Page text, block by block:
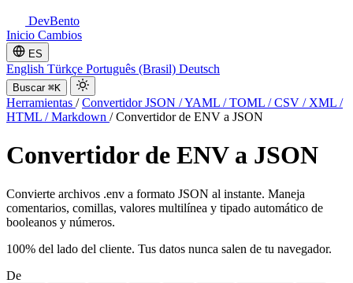
DevBento
Inicio Cambios
ES
English Türkçe Português (Brasil) Deutsch
Buscar ⌘K
Herramientas / Convertidor JSON / YAML / TOML / CSV / XML /
HTML / Markdown / Convertidor de ENV a JSON
Convertidor de ENV a JSON
Convierte archivos .env a formato JSON al instante. Maneja
comentarios, comillas, valores multilínea y tipado automático de
booleanos y números.
100% del lado del cliente. Tus datos nunca salen de tu navegador.
De